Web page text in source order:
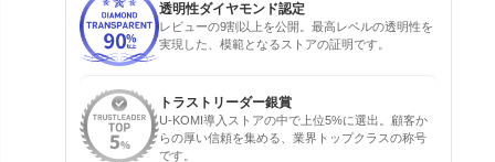
透明性ダイヤモンド認定
レビューの9割以上を公開。最高レベルの透明性を
実現した、模範となるストアの証明です。
トラストリーダー銀賞
U-KOMI導入ストアの中で上位5%に選出。顧客か
らの厚い信頼を集める、業界トップクラスの称号
です。